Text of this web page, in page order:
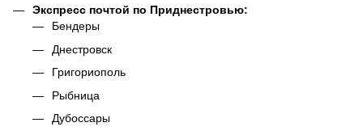
Экспресс почтой по Приднестровью:
Бендеры
Днестровск
Григориополь
Рыбница
Дубоссары